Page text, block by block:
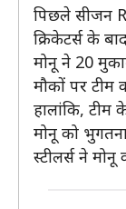
पिछले सीजन
क्रिकेटर्स के
मोनू ने 20
मौकों पर टीम
हालांकि, टीम
मोनू को
स्टीलर्स ने